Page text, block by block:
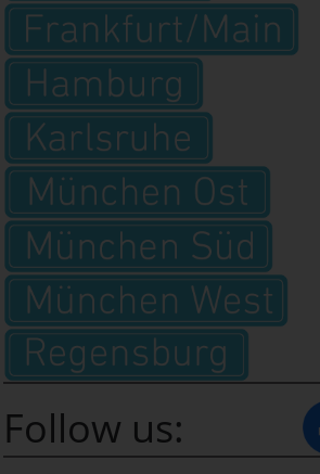
Follow us: